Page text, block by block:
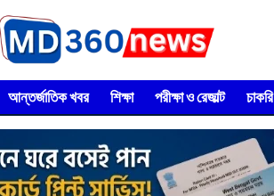
আন্তর্জাতিক খবর শিক্ষা পরীক্ষা ও রেজাল্ট চাকরি